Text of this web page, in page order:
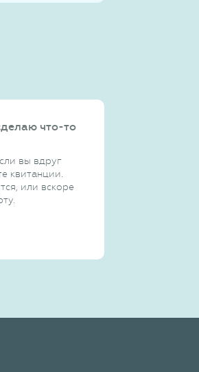
что-то
вы вдруг
квитанции.
или вскоре